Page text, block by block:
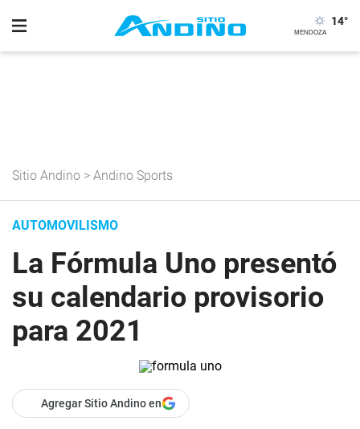
14°
Sitio Andino > Andino Sports
AUTOMOVILISMO
La Fórmula Uno presentó
su calendario provisorio
para 2021
Agregar Sitio Andino en